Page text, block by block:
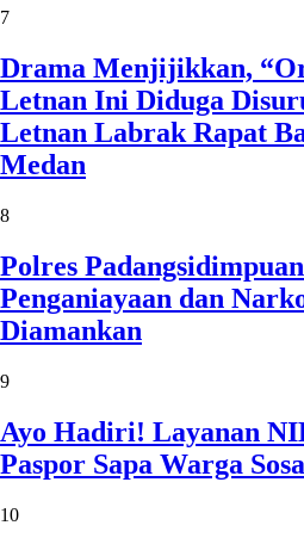
7
Drama Menjijikkan,
Letnan Ini Diduga
Letnan Labrak Rapat
Medan
8
Polres
Penganiayaan dan
Diamankan
9
Ayo Hadiri! Layanan
Paspor Sapa Warga
10